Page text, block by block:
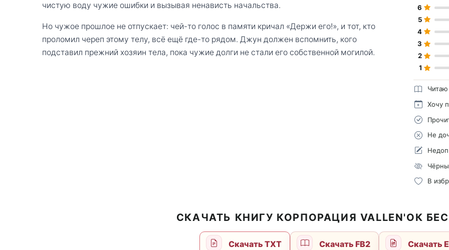
чистую воду чужие ошибки и вызывая ненависть начальства.
Но чужое прошлое не отпускает: чей-то голос в памяти кричал «Держи его!», и тот, кто
проломил череп этому телу, всё ещё где-то рядом. Джун должен вспомнить, кого
подставил прежний хозяин тела, пока чужие долги не стали его собственной могилой.
6
5
4
3
2
1
Читаю
Хочу
Не
В
СКАЧАТЬ КНИГУ КОРПОРАЦИЯ VALLEN'ОК
Скачать TXT Скачать FB2 Скачать